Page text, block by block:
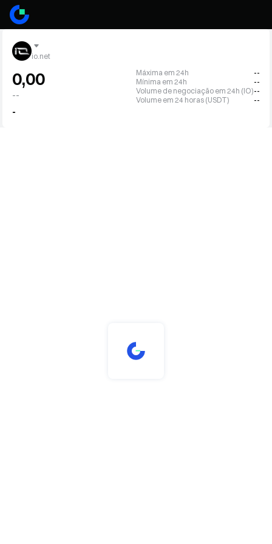
io.net
0,00
--
-
Máxima em 24h
--
Mínima em 24h
--
Volume de negociação em 24h (IO)--
Volume em 24 horas (USDT)
--